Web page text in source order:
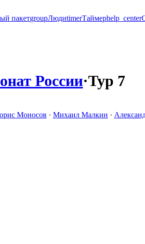
пакетgroupЛюдиtimerТаймерhelp_center
России·Тур 7
Моносов · Михаил Малкин ·